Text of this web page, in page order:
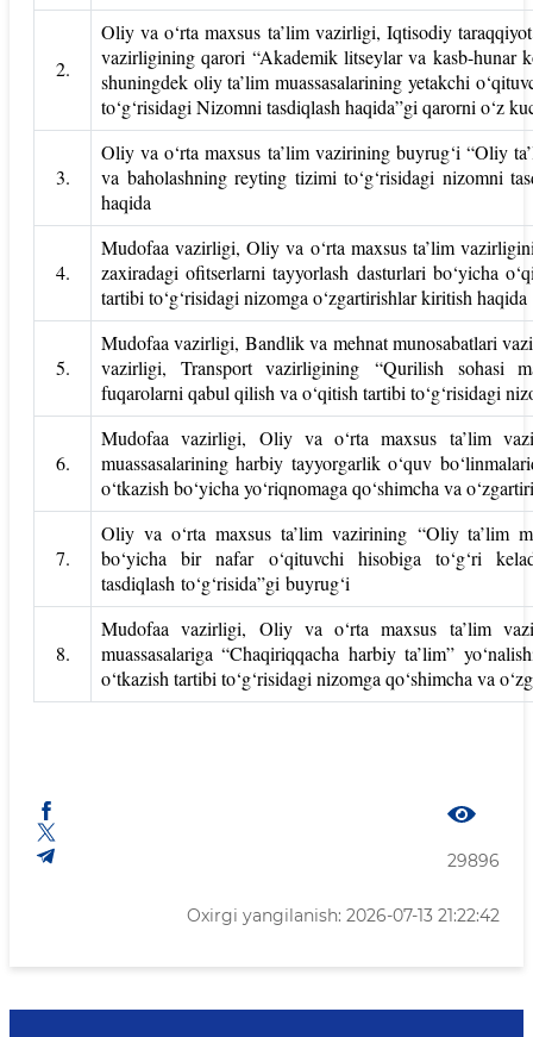
2.
Oliy va o‘rta maxsus ta’lim vazirligi, Iqtisodiy
vazirligining qarori “Akademik litseylar va kasb-hunar
shuningdek oliy ta’lim muassasalarining yetakchi
to‘g‘risidagi Nizomni tasdiqlash haqida”gi qarorni o‘z
3.
Oliy va o‘rta maxsus ta’lim vazirining buyrug‘i “Oliy
va baholashning reyting tizimi to‘g‘risidagi nizomni
haqida
4.
Mudofaa vazirligi, Oliy va o‘rta maxsus ta’lim
zaxiradagi ofitserlarni tayyorlash dasturlari bo‘yicha
tartibi to‘g‘risidagi nizomga o‘zgartirishlar kiritish haqida
5.
Mudofaa vazirligi, Bandlik va mehnat munosabatlari
vazirligi, Transport vazirligining “Qurilish sohasi
fuqarolarni qabul qilish va o‘qitish tartibi to‘g‘risidagi
6.
Mudofaa vazirligi, Oliy va o‘rta maxsus ta’lim
muassasalarining harbiy tayyorgarlik o‘quv
o‘tkazish bo‘yicha yo‘riqnomaga qo‘shimcha va
7.
Oliy va o‘rta maxsus ta’lim vazirining “Oliy ta’lim
bo‘yicha bir nafar o‘qituvchi hisobiga to‘g‘ri
tasdiqlash to‘g‘risida”gi buyrug‘i
8.
Mudofaa vazirligi, Oliy va o‘rta maxsus ta’lim
muassasalariga “Chaqiriqqacha harbiy ta’lim”
o‘tkazish tartibi to‘g‘risidagi nizomga qo‘shimcha va
29896
Oxirgi yangilanish: 2026-07-13 21:22:42